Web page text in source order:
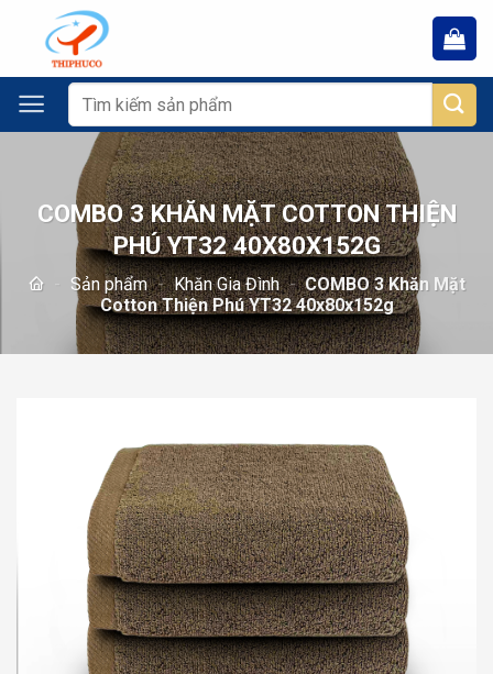
dung
Tìm
kiếm:
COMBO 3 KHĂN MẶT COTTON THIỆN
PHÚ YT32 40X80X152G
Sản phẩm - Khăn Gia Đình - COMBO 3 Khăn Mặt
Cotton Thiện Phú YT32 40x80x152g